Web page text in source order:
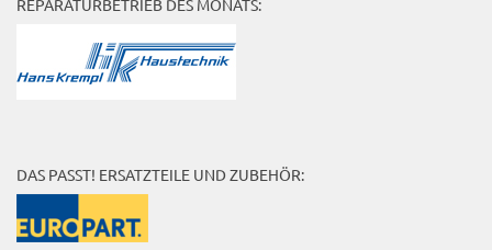
REPARATURBETRIEB DES MONATS:
DAS PASST! ERSATZTEILE UND ZUBEHÖR: